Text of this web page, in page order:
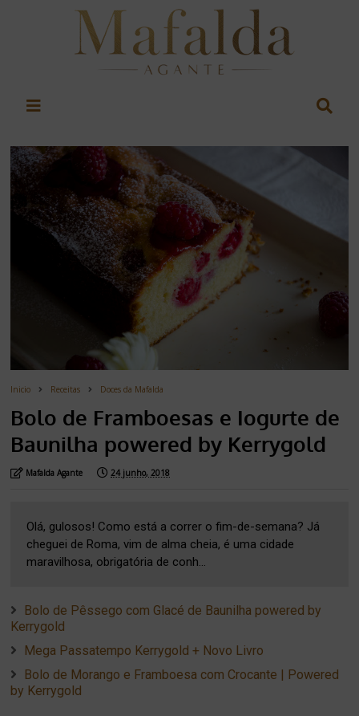
Inicio Receitas Doces da Mafalda
Bolo de Framboesas e Iogurte de
Baunilha powered by Kerrygold
Mafalda Agante 24 junho, 2018
Olá, gulosos! Como está a correr o fim-de-semana? Já
cheguei de Roma, vim de alma cheia, é uma cidade
maravilhosa, obrigatória de conh...
Bolo de Pêssego com Glacé de Baunilha powered by
Kerrygold
Mega Passatempo Kerrygold + Novo Livro
Bolo de Morango e Framboesa com Crocante | Powered
by Kerrygold